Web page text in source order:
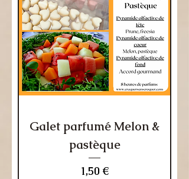
Galet parfumé Melon &
pastèque
Prix
1,50 €